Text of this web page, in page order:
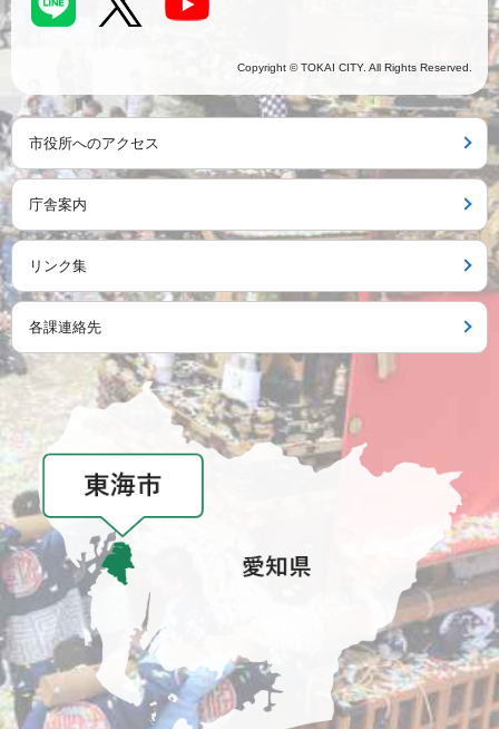
Copyright © TOKAI CITY. All Rights Reserved.
市役所へのアクセス
庁舎案内
リンク集
各課連絡先